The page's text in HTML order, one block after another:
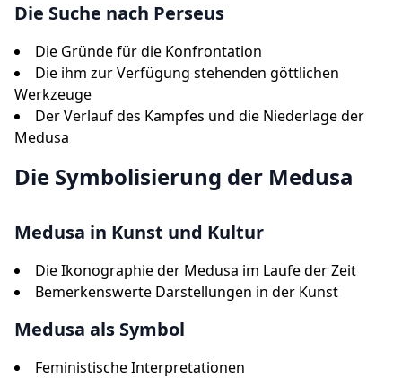
Die Suche nach Perseus
Die Gründe für die Konfrontation
Die ihm zur Verfügung stehenden göttlichen
Werkzeuge
Der Verlauf des Kampfes und die Niederlage der
Medusa
Die Symbolisierung der Medusa
Medusa in Kunst und Kultur
Die Ikonographie der Medusa im Laufe der Zeit
Bemerkenswerte Darstellungen in der Kunst
Medusa als Symbol
Feministische Interpretationen